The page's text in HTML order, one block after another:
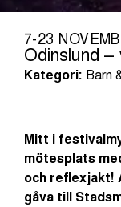
7-23
Odinslund
Kategori: Barn
Mitt i
mötesplats
och reflexjakt!
gåva till